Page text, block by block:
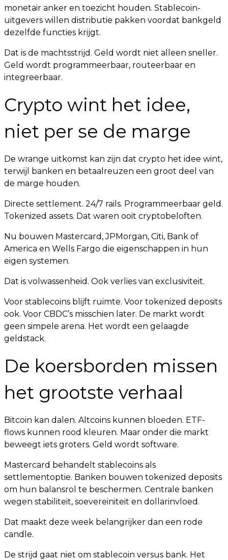
monetair anker en toezicht houden. Stablecoin-
uitgevers willen distributie pakken voordat bankgeld
dezelfde functies krijgt.
Dat is de machtsstrijd. Geld wordt niet alleen sneller.
Geld wordt programmeerbaar, routeerbaar en
integreerbaar.
Crypto wint het idee,
niet per se de marge
De wrange uitkomst kan zijn dat crypto het idee wint,
terwijl banken en betaalreuzen een groot deel van
de marge houden.
Directe settlement. 24/7 rails. Programmeerbaar geld.
Tokenized assets. Dat waren ooit cryptobeloften.
Nu bouwen Mastercard, JPMorgan, Citi, Bank of
America en Wells Fargo die eigenschappen in hun
eigen systemen.
Dat is volwassenheid. Ook verlies van exclusiviteit.
Voor stablecoins blijft ruimte. Voor tokenized deposits
ook. Voor CBDC’s misschien later. De markt wordt
geen simpele arena. Het wordt een gelaagde
geldstack.
De koersborden missen
het grootste verhaal
Bitcoin kan dalen. Altcoins kunnen bloeden. ETF-
flows kunnen rood kleuren. Maar onder die markt
beweegt iets groters. Geld wordt software.
Mastercard behandelt stablecoins als
settlementoptie. Banken bouwen tokenized deposits
om hun balansrol te beschermen. Centrale banken
wegen stabiliteit, soevereiniteit en dollarinvloed.
Dat maakt deze week belangrijker dan een rode
candle.
De strijd gaat niet om stablecoin versus bank. Het